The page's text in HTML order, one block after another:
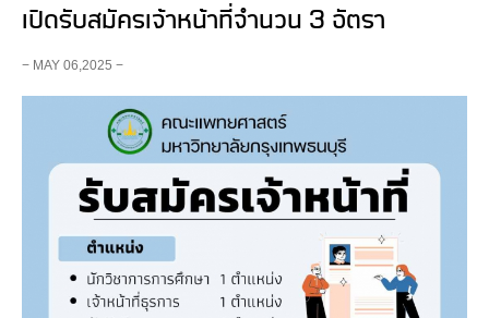
เปิดรับสมัครเจ้าหน้าที่จำนวน 3 อัตรา
− MAY 06,2025 −